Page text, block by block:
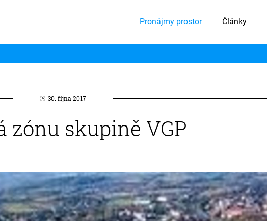
Pronájmy prostor Články
30. října 2017
zónu skupině VGP